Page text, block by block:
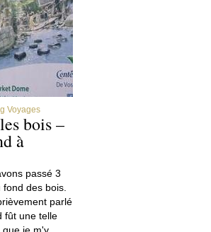
Voyages
bois –
à
passé 3
des bois.
parlé
fût une telle